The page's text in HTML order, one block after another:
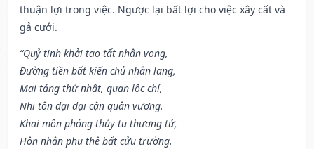
thuận lợi trong việc. Ngược lại bất lợi cho việc xây cất và
gả cưới.
“Quỷ tinh khởi tạo tất nhân vong,
Đường tiền bất kiến chủ nhân lang,
Mai táng thử nhật, quan lộc chí,
Nhi tôn đại đại cận quân vương.
Khai môn phóng thủy tu thương tử,
Hôn nhân phu thê bất cửu trường.